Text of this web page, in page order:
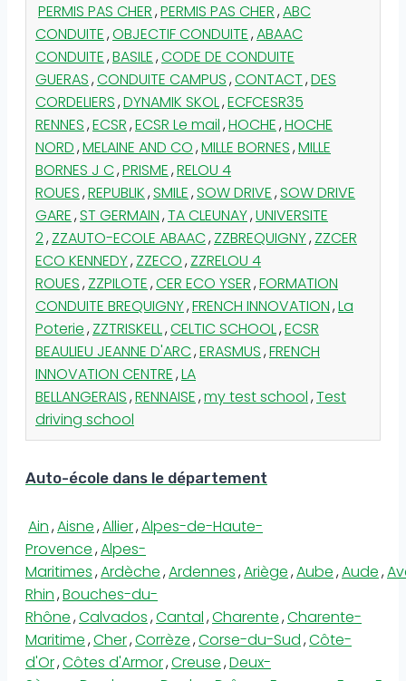
PERMIS PAS CHER,PERMIS PAS CHER,ABC
CONDUITE,OBJECTIF CONDUITE,ABAAC
CONDUITE,BASILE,CODE DE CONDUITE
GUERAS,CONDUITE CAMPUS,CONTACT,DES
CORDELIERS,DYNAMIK SKOL,ECFCESR35
RENNES,ECSR,ECSR Le mail,HOCHE,HOCHE
NORD,MELAINE AND CO,MILLE BORNES,MILLE
BORNES J C,PRISME,RELOU 4
ROUES,REPUBLIK,SMILE,SOW DRIVE,SOW DRIVE
GARE,ST GERMAIN,TA CLEUNAY,UNIVERSITE
2,ZZAUTO-ECOLE ABAAC,ZZBREQUIGNY,ZZCER
ECO KENNEDY,ZZECO,ZZRELOU 4
ROUES,ZZPILOTE,CER ECO YSER,FORMATION
CONDUITE BREQUIGNY,FRENCH INNOVATION,La
Poterie,ZZTRISKELL,CELTIC SCHOOL,ECSR
BEAULIEU JEANNE D'ARC,ERASMUS,FRENCH
INNOVATION CENTRE,LA
BELLANGERAIS,RENNAISE,my test school,Test
driving school
Auto-école dans le département
Ain,Aisne,Allier,Alpes-de-Haute-
Provence,Alpes-
Maritimes,Ardèche,Ardennes,Ariège,Aube,Aude,
Rhin,Bouches-du-
Rhône,Calvados,Cantal,Charente,Charente-
Maritime,Cher,Corrèze,Corse-du-Sud,Côte-
d'Or,Côtes d'Armor,Creuse,Deux-